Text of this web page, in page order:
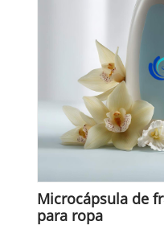
Microcápsula de
para ropa